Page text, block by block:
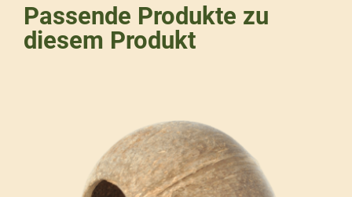
Passende Produkte zu
diesem Produkt